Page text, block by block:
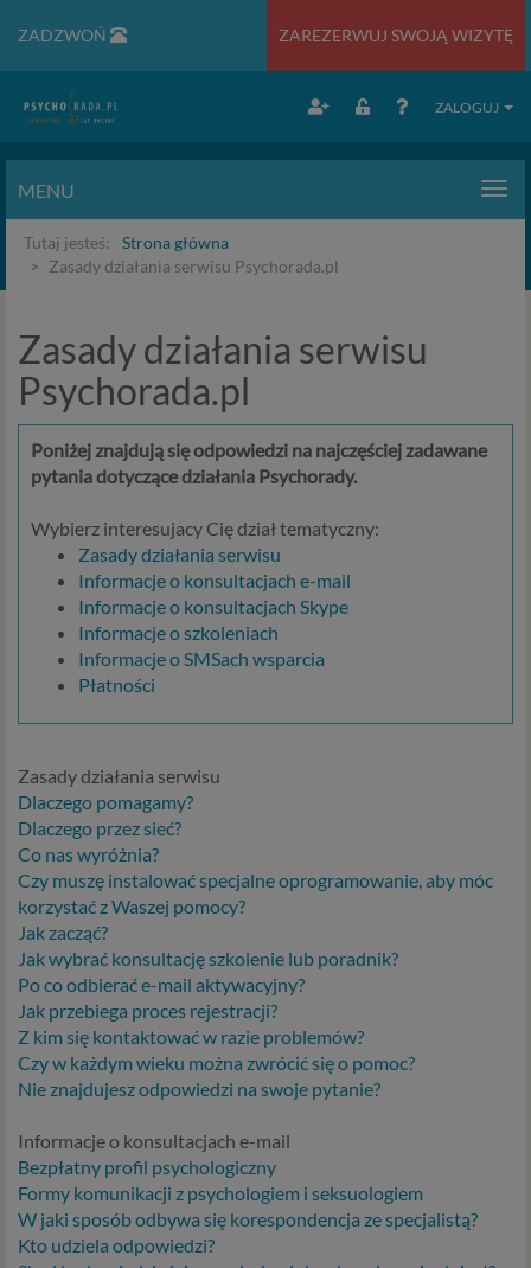
ZADZWOŃ ZAREZERWUJ SWOJĄ WIZYTĘ
ZALOGUJ
MENU
Tutaj jesteś:
Strona główna
Zasady działania serwisu Psychorada.pl
Zasady działania serwisu
Psychorada.pl
Poniżej znajdują się odpowiedzi na najczęściej zadawane
pytania dotyczące działania Psychorady.
Wybierz interesujacy Cię dział tematyczny:
Zasady działania serwisu
Informacje o konsultacjach e-mail
Informacje o konsultacjach Skype
Informacje o szkoleniach
Informacje o SMSach wsparcia
Płatności
Zasady działania serwisu
Dlaczego pomagamy?
Dlaczego przez sieć?
Co nas wyróżnia?
Czy muszę instalować specjalne oprogramowanie, aby móc
korzystać z Waszej pomocy?
Jak zacząć?
Jak wybrać konsultację szkolenie lub poradnik?
Po co odbierać e-mail aktywacyjny?
Jak przebiega proces rejestracji?
Z kim się kontaktować w razie problemów?
Czy w każdym wieku można zwrócić się o pomoc?
Nie znajdujesz odpowiedzi na swoje pytanie?
Informacje o konsultacjach e-mail
Bezpłatny profil psychologiczny
Formy komunikacji z psychologiem i seksuologiem
W jaki sposób odbywa się korespondencja ze specjalistą?
Kto udziela odpowiedzi?